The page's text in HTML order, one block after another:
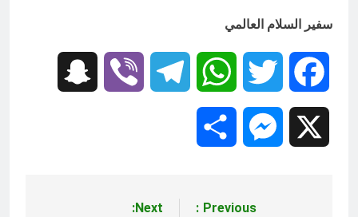
سفير السلام العالمي
Facebook
Twitter
WhatsApp
Telegram
Viber
Messenger
Previous:
Next: